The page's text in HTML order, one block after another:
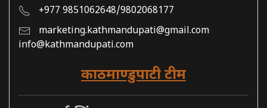
+977 9851062648/9802068177
marketing.kathmandupati@gmail.com
info@kathmandupati.com
काठमाण्डुपाटी टीम